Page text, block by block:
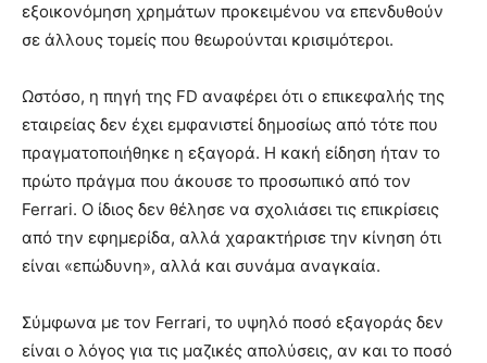
εξοικονόμηση χρημάτων προκειμένου να επενδυθούν
σε άλλους τομείς που θεωρούνται κρισιμότεροι.
Ωστόσο, η πηγή της FD αναφέρει ότι ο επικεφαλής της
εταιρείας δεν έχει εμφανιστεί δημοσίως από τότε που
πραγματοποιήθηκε η εξαγορά. Η κακή είδηση ήταν το
πρώτο πράγμα που άκουσε το προσωπικό από τον
Ferrari. Ο ίδιος δεν θέλησε να σχολιάσει τις επικρίσεις
από την εφημερίδα, αλλά χαρακτήρισε την κίνηση ότι
είναι «επώδυνη», αλλά και συνάμα αναγκαία.
Σύμφωνα με τον Ferrari, το υψηλό ποσό εξαγοράς δεν
είναι ο λόγος για τις μαζικές απολύσεις, αν και το ποσό